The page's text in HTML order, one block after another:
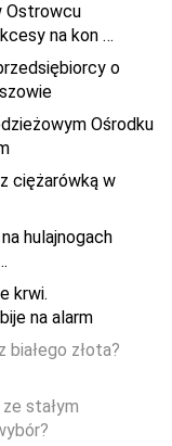
Ostrowcu
na kon …
o
Ośrodku
ciężarówką w
hulajnogach
krwi.
na alarm
białego złota?
stałym